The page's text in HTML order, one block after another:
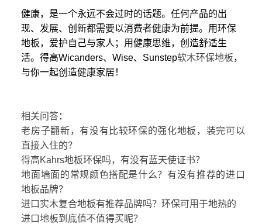
健康，是一个永远不会过时的话题。任何产品的出
现、发展、创新都需要以消费者健康为前提。用环保
地板，爱护自己与家人；用健康思维，创造舒适生
活。得高Wicanders、Wise、Sunstep软木环保地板，
与你一起创造健康家居！
相关问答：
老房子翻新，有没有比较环保的强化地板，装完可以
直接入住的？
得高Kahrs地板环保吗，有没有蓝天使证书？
地面墙面的常规颜色搭配是什么？有没有推荐的进口
地板品牌？
进口实木复合地板有推荐品牌吗？环保可用于地热的
进口地板到底值不值得买呢？